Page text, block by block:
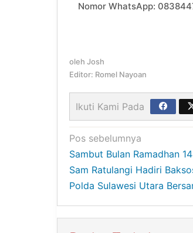
Nomor WhatsApp:
oleh Josh
Editor: Romel Nayoan
Ikuti Kami Pada
Navigasi
pos
Pos sebelumnya
Sambut Bulan Ramadhan
Sam Ratulangi Hadiri
Polda Sulawesi Utara